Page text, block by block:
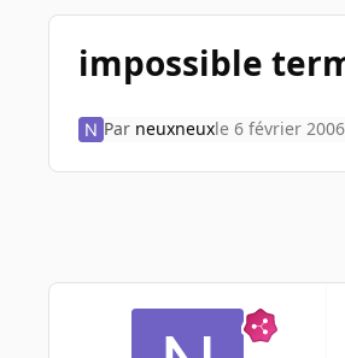
impossible
Par neuxneuxle 6 février 2006